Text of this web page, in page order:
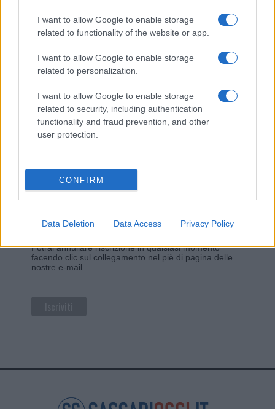
I want to allow Google to enable storage
related to functionality of the website or app.
I want to allow Google to enable storage
related to personalization.
I want to allow Google to enable storage
related to security, including authentication
functionality and fraud prevention, and other
user protection.
CONFIRM
Data Deletion Data Access Privacy Policy
Vuoi rimanere sempre aggiornato?
Iscriviti alla newsletter di Gallura Oggi e ricevi le nostre
email periodiche contenenti le ultime notizie pubblicate
sul sito web!
*campo obbligatorio
Indirizzo email*
Privacy
Utilizziamo Mailchimp come piattaforma di
tue informazioni siano trasferite a Mailchimp per
l'elaborazione.Leggi qui l'informativa sulla privacy
Potrai annullare l'iscrizione in qualsiasi momento
facendo clic sul collegamento nel piè di pagina delle
nostre e-mail.